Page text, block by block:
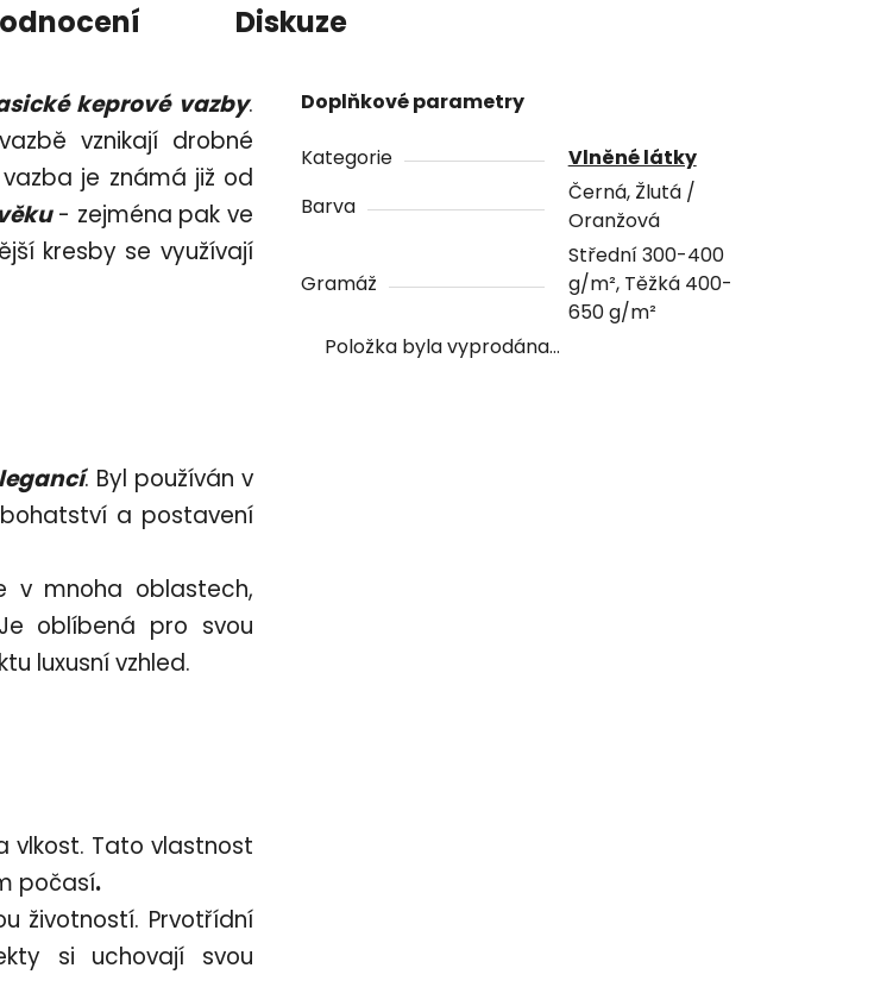
Diskuze
keprové vazby.
vznikají drobné
je známá již od
- zejména pak ve
kresby se využívají
. Byl používán v
a postavení
v mnoha oblastech,
oblíbená pro svou
luxusní vzhled.
vlkost. Tato vlastnost
počasí.
životností. Prvotřídní
si uchovají svou
Doplňkové parametry
Kategorie
Vlněné látky
Barva
Černá, Žlutá /
Oranžová
Gramáž
Střední 300-400
g/m², Těžká 400-
650 g/m²
Položka byla vyprodána…